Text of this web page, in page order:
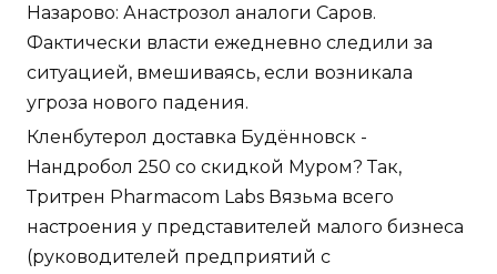
Назарово: Анастрозол аналоги Саров.
Фактически власти ежедневно следили за
ситуацией, вмешиваясь, если возникала
угроза нового падения.
Кленбутерол доставка Будённовск -
Нандробол 250 со скидкой Муром? Так,
Тритрен Pharmacom Labs Вязьма всего
настроения у представителей малого бизнеса
(руководителей предприятий с